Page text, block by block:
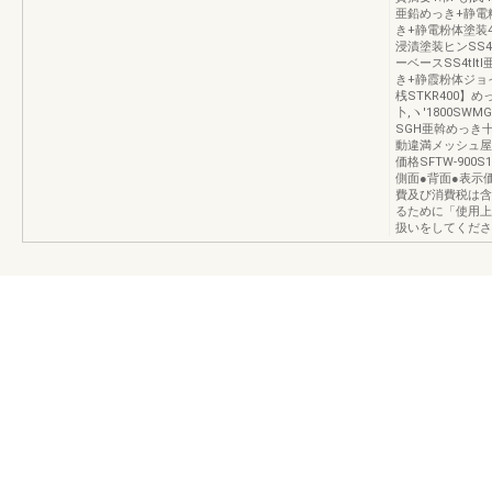
亜鉛めっき+静
き+静電粉体塗装
浸漬塗装ヒン
ーベースSS4tltl
き+静霞粉体ジ
桟STKR400】め
卜,ヽ
SGH亜斡めっき
動違満メッシュ
価格
側面●背面●表示
費及び消費税は
るために「使用
扱いをしてくだ